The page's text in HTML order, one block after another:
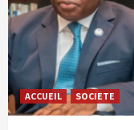
ACCUEIL SOCIETE